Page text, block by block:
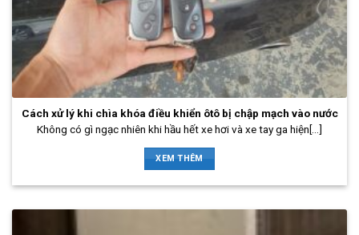
Cách xử lý khi chìa khóa điều khiển ôtô bị chập mạch vào nước
Không có gì ngạc nhiên khi hầu hết xe hơi và xe tay ga hiện[...]
XEM THÊM